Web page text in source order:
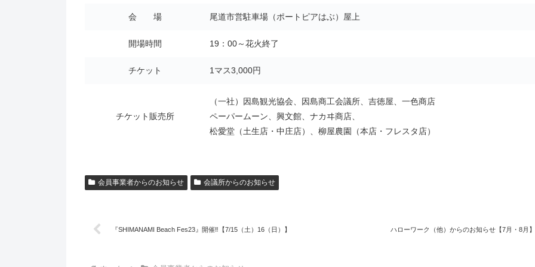
会 場 尾道市営駐車場（ポートピアはぶ）屋上
開場時間 19：00～花火終了
チケット 1マス3,000円
チケット販売所
（一社）因島観光協会、因島商工会議所、吉徳屋、一色商店
ペーパームーン、興文館、ナカヰ商店、
松愛堂（土生店・中庄店）、柳屋農園（本店・フレスタ店）
会員事業者からのお知らせ 会議所からのお知らせ
『SHIMANAMI Beach Fes23』開催‼【7/15（土）16（日）】 ハローワーク（他）からのお知らせ【7月・8月】